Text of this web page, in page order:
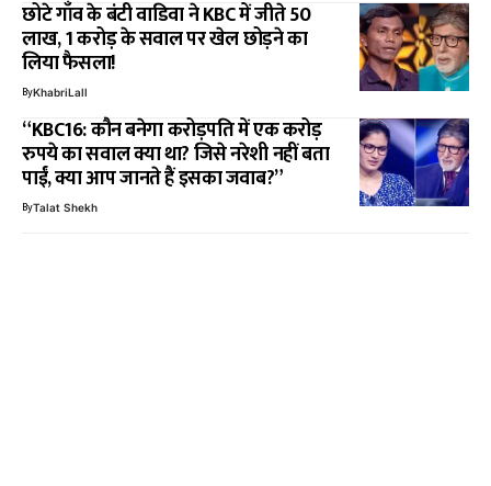
छोटे गाँव के बंटी वाडिवा ने KBC में जीते 50
लाख, 1 करोड़ के सवाल पर खेल छोड़ने का
लिया फैसला!
ByKhabriLall
“KBC16: कौन बनेगा करोड़पति में एक करोड़
रुपये का सवाल क्या था? जिसे नरेशी नहीं बता
पाईं, क्या आप जानते हैं इसका जवाब?”
ByTalat Shekh